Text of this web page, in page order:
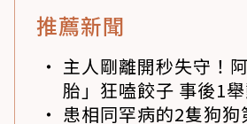
推薦新聞
主人剛離開秒失守！
胎」狂嗑餃子 事後1
患相同罕病的2隻狗狗